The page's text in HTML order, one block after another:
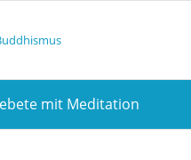
mit Meditation